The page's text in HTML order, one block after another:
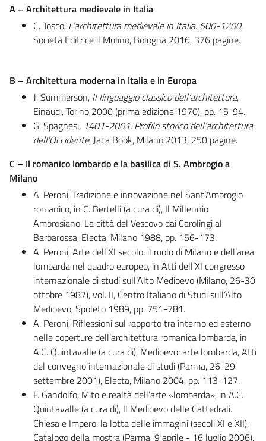
A – Architettura medievale in Italia
C. Tosco, L’architettura medievale in Italia. 600-1200,
Società Editrice il Mulino, Bologna 2016, 376 pagine.
B – Architettura moderna in Italia e in Europa
J. Summerson, Il linguaggio classico dell’architettura,
Einaudi, Torino 2000 (prima edizione 1970), pp. 15-94.
G. Spagnesi, 1401-2001. Profilo storico dell’architettura
dell’Occidente, Jaca Book, Milano 2013, 250 pagine.
C – Il romanico lombardo e la basilica di S. Ambrogio a
Milano
A. Peroni, Tradizione e innovazione nel Sant’Ambrogio
romanico, in C. Bertelli (a cura di), Il Millennio
Ambrosiano. La città del Vescovo dai Carolingi al
Barbarossa, Electa, Milano 1988, pp. 156-173.
A. Peroni, Arte dell’XI secolo: il ruolo di Milano e dell’area
lombarda nel quadro europeo, in Atti dell’XI congresso
internazionale di studi sull’Alto Medioevo (Milano, 26-30
ottobre 1987), vol. II, Centro Italiano di Studi sull’Alto
Medioevo, Spoleto 1989, pp. 751-781.
A. Peroni, Riflessioni sul rapporto tra interno ed esterno
nelle coperture dell’architettura romanica lombarda, in
A.C. Quintavalle (a cura di), Medioevo: arte lombarda, Atti
del convegno internazionale di studi (Parma, 26-29
settembre 2001), Electa, Milano 2004, pp. 113-127.
F. Gandolfo, Mito e realtà dell’arte «lombarda», in A.C.
Quintavalle (a cura di), Il Medioevo delle Cattedrali.
Chiesa e Impero: la lotta delle immagini (secoli XI e XII),
Catalogo della mostra (Parma, 9 aprile - 16 luglio 2006),